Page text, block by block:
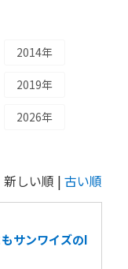
2014年
2019年
2026年
新しい順 | 古い順
サンワイズのI